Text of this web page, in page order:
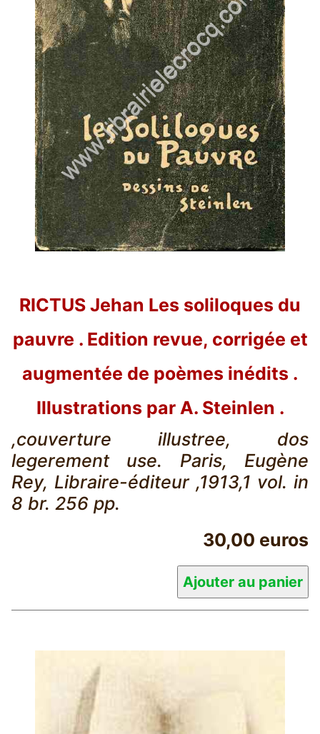
RICTUS Jehan Les soliloques du
pauvre . Edition revue, corrigée et
augmentée de poèmes inédits .
Illustrations par A. Steinlen .
,couverture illustree, dos
legerement use. Paris, Eugène
Rey, Libraire-éditeur ,1913,1 vol. in
8 br. 256 pp.
30,00 euros